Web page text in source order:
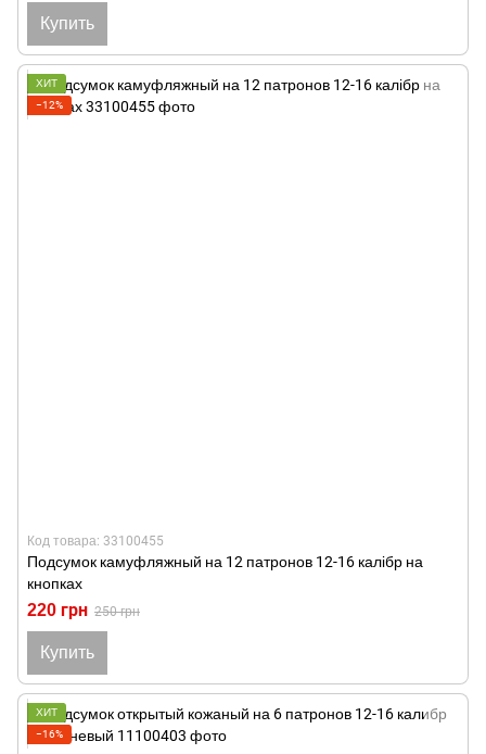
Купить
ХИТ
−12%
Код товара: 33100455
Подсумок камуфляжный на 12 патронов 12-16 калібр на
кнопках
220 грн 250 грн
Купить
ХИТ
−16%